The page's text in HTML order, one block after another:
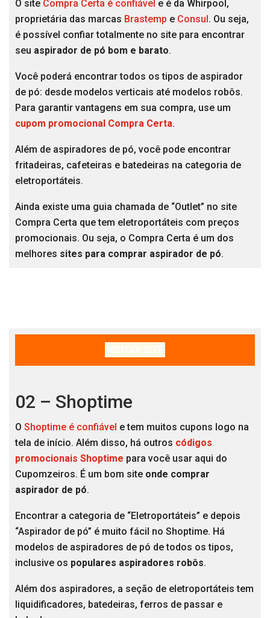
O site Compra Certa é confiável e é da Whirpool,
proprietária das marcas Brastemp e Consul . Ou seja,
é possível confiar totalmente no site para encontrar
seu aspirador de pó bom e barato.
Você poderá encontrar todos os tipos de aspirador
de pó: desde modelos verticais até modelos robôs.
Para garantir vantagens em sua compra, use um
cupom promocional Compra Certa.
Além de aspiradores de pó, você pode encontrar
fritadeiras, cafeteiras e batedeiras na categoria de
eletroportáteis.
Ainda existe uma guia chamada de “Outlet” no site
Compra Certa que tem eletroportáteis com preços
promocionais. Ou seja, o Compra Certa é um dos
melhores sites para comprar aspirador de pó.
VISITAR SITE
02 – Shoptime
O Shoptime é confiável e tem muitos cupons logo na
tela de início. Além disso, há outros códigos
promocionais Shoptime para você usar aqui do
Cupomzeiros. É um bom site onde comprar
aspirador de pó.
Encontrar a categoria de “Eletroportáteis” e depois
“Aspirador de pó” é muito fácil no Shoptime. Há
modelos de aspiradores de pó de todos os tipos,
inclusive os populares aspiradores robôs.
Além dos aspiradores, a seção de eletroportáteis tem
liquidificadores, batedeiras, ferros de passar e